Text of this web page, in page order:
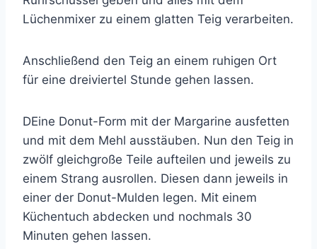
Lüchenmixer zu einem glatten Teig verarbeiten.
Anschließend den Teig an einem ruhigen Ort
für eine dreiviertel Stunde gehen lassen.
DEine Donut-Form mit der Margarine ausfetten
und mit dem Mehl ausstäuben. Nun den Teig in
zwölf gleichgroße Teile aufteilen und jeweils zu
einem Strang ausrollen. Diesen dann jeweils in
einer der Donut-Mulden legen. Mit einem
Küchentuch abdecken und nochmals 30
Minuten gehen lassen.